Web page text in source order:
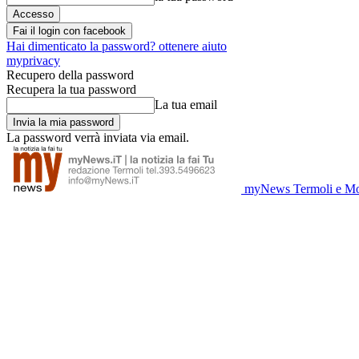
Fai il login con facebook
Hai dimenticato la password? ottenere aiuto
myprivacy
Recupero della password
Recupera la tua password
La tua email
La password verrà inviata via email.
myNews Termoli e